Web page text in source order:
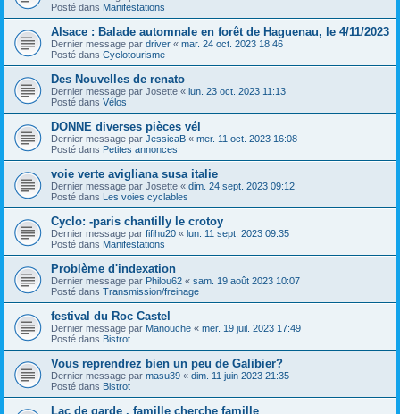
Posté dans Manifestations
Alsace : Balade automnale en forêt de Haguenau, le 4/11/2023
Dernier message par driver « mar. 24 oct. 2023 18:46
Posté dans Cyclotourisme
Des Nouvelles de renato
Dernier message par Josette « lun. 23 oct. 2023 11:13
Posté dans Vélos
DONNE diverses pièces vél
Dernier message par JessicaB « mer. 11 oct. 2023 16:08
Posté dans Petites annonces
voie verte avigliana susa italie
Dernier message par Josette « dim. 24 sept. 2023 09:12
Posté dans Les voies cyclables
Cyclo: -paris chantilly le crotoy
Dernier message par fifihu20 « lun. 11 sept. 2023 09:35
Posté dans Manifestations
Problème d'indexation
Dernier message par Philou62 « sam. 19 août 2023 10:07
Posté dans Transmission/freinage
festival du Roc Castel
Dernier message par Manouche « mer. 19 juil. 2023 17:49
Posté dans Bistrot
Vous reprendrez bien un peu de Galibier?
Dernier message par masu39 « dim. 11 juin 2023 21:35
Posté dans Bistrot
Lac de garde . famille cherche famille